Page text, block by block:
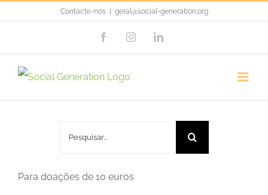
content
Contacte-nos geral@social-generation.org
FacebookInstagramLinkedIn
Para doações de 10 euros